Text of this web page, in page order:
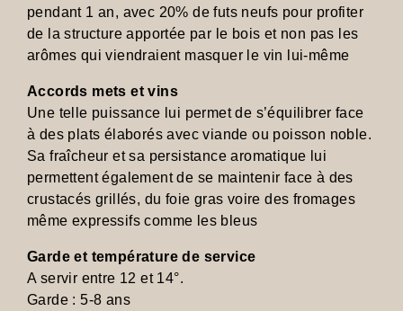
pendant 1 an, avec 20% de futs neufs pour profiter
de la structure apportée par le bois et non pas les
arômes qui viendraient masquer le vin lui-même
Accords mets et vins
Une telle puissance lui permet de s’équilibrer face
à des plats élaborés avec viande ou poisson noble.
Sa fraîcheur et sa persistance aromatique lui
permettent également de se maintenir face à des
crustacés grillés, du foie gras voire des fromages
même expressifs comme les bleus
Garde et température de service
A servir entre 12 et 14°.
Garde : 5-8 ans